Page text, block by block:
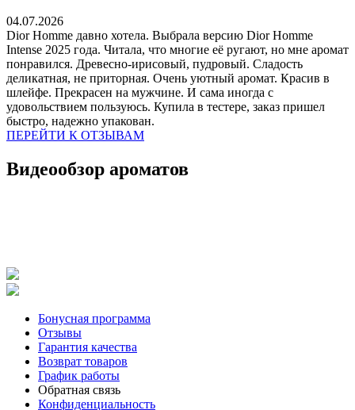
04.07.2026
Dior Homme давно хотела. Выбрала версию Dior Homme
Intense 2025 года. Читала, что многие её ругают, но мне аромат
понравился. Древесно-ирисовый, пудровый. Сладость
деликатная, не приторная. Очень уютный аромат. Красив в
шлейфе. Прекрасен на мужчине. И сама иногда с
удовольствием пользуюсь. Купила в тестере, заказ пришел
быстро, надежно упакован.
ПЕРЕЙТИ К ОТЗЫВАМ
Видеообзор ароматов
Бонусная программа
Отзывы
Гарантия качества
Возврат товаров
График работы
Обратная связь
Конфиденциальность